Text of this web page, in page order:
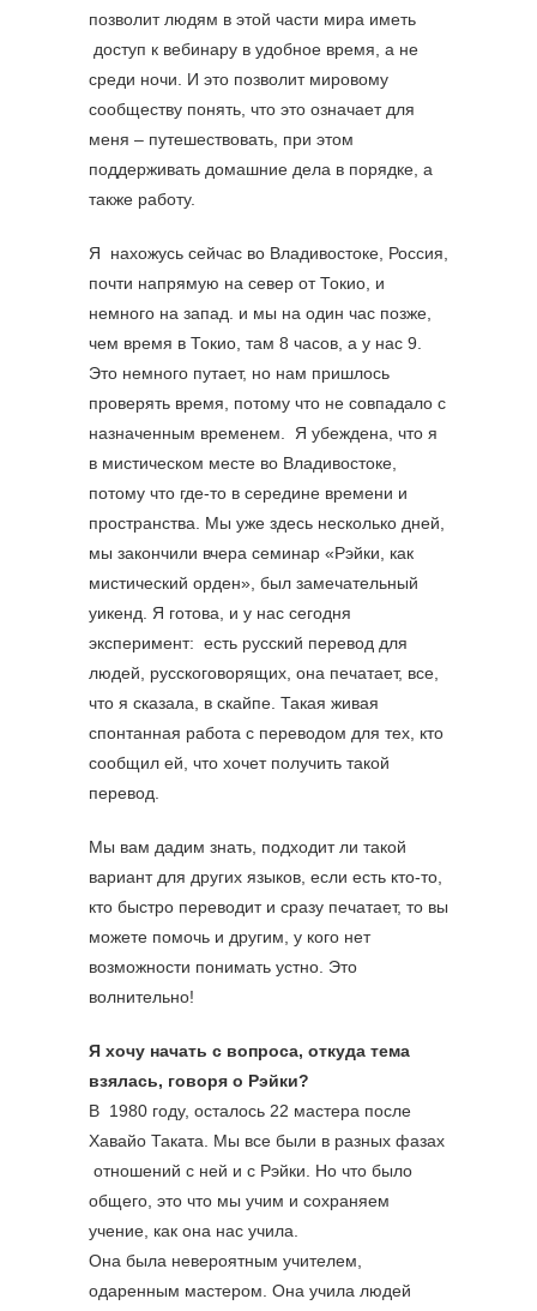
позволит людям в этой части мира иметь
доступ к вебинару в удобное время, а не
среди ночи. И это позволит мировому
сообществу понять, что это означает для
меня – путешествовать, при этом
поддерживать домашние дела в порядке, а
также работу.
Я нахожусь сейчас во Владивостоке, Россия,
почти напрямую на север от Токио, и
немного на запад. и мы на один час позже,
чем время в Токио, там 8 часов, а у нас 9.
Это немного путает, но нам пришлось
проверять время, потому что не совпадало с
назначенным временем. Я убеждена, что я
в мистическом месте во Владивостоке,
потому что где-то в середине времени и
пространства. Мы уже здесь несколько дней,
мы закончили вчера семинар «Рэйки, как
мистический орден», был замечательный
уикенд. Я готова, и у нас сегодня
эксперимент: есть русский перевод для
людей, русскоговорящих, она печатает, все,
что я сказала, в скайпе. Такая живая
спонтанная работа с переводом для тех, кто
сообщил ей, что хочет получить такой
перевод.
Мы вам дадим знать, подходит ли такой
вариант для других языков, если есть кто-то,
кто быстро переводит и сразу печатает, то вы
можете помочь и другим, у кого нет
возможности понимать устно. Это
волнительно!
Я хочу начать с вопроса, откуда тема
взялась, говоря о Рэйки?
В 1980 году, осталось 22 мастера после
Хавайо Таката. Мы все были в разных фазах
отношений с ней и с Рэйки. Но что было
общего, это что мы учим и сохраняем
учение, как она нас учила.
Она была невероятным учителем,
одаренным мастером. Она учила людей